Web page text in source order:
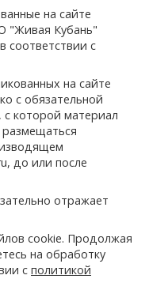
на сайте
"Живая Кубань"
соответствии с
на сайте
с обязательной
с которой материал
до или после
отражает
cookie. Продолжая
на обработку
с политикой